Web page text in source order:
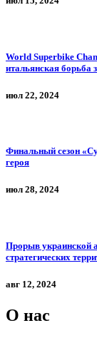
World Superbike
итальянская борьба
июл 22, 2024
Финальный сезон
героя
июл 28, 2024
Прорыв украинской
стратегических
авг 12, 2024
О нас